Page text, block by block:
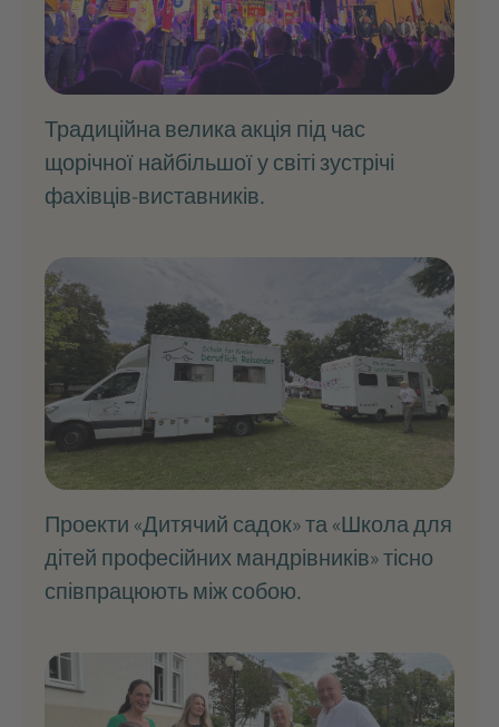
Традиційна велика акція під час
щорічної найбільшої у світі зустрічі
фахівців-виставників.
Проекти «Дитячий садок» та «Школа для
дітей професійних мандрівників» тісно
співпрацюють між собою.